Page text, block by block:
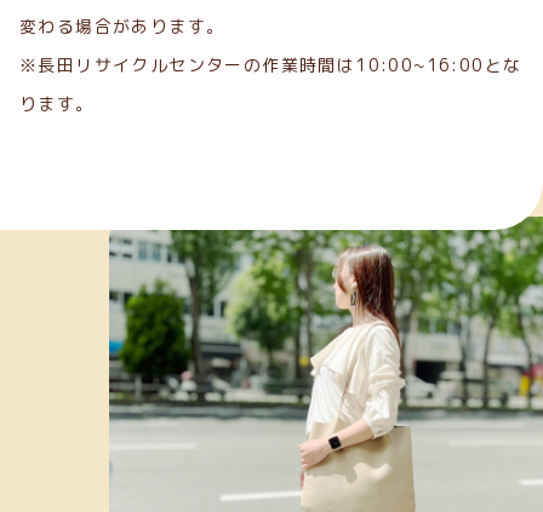
変わる場合があります。
※長田リサイクルセンターの作業時間は10:00~16:00とな
ります。